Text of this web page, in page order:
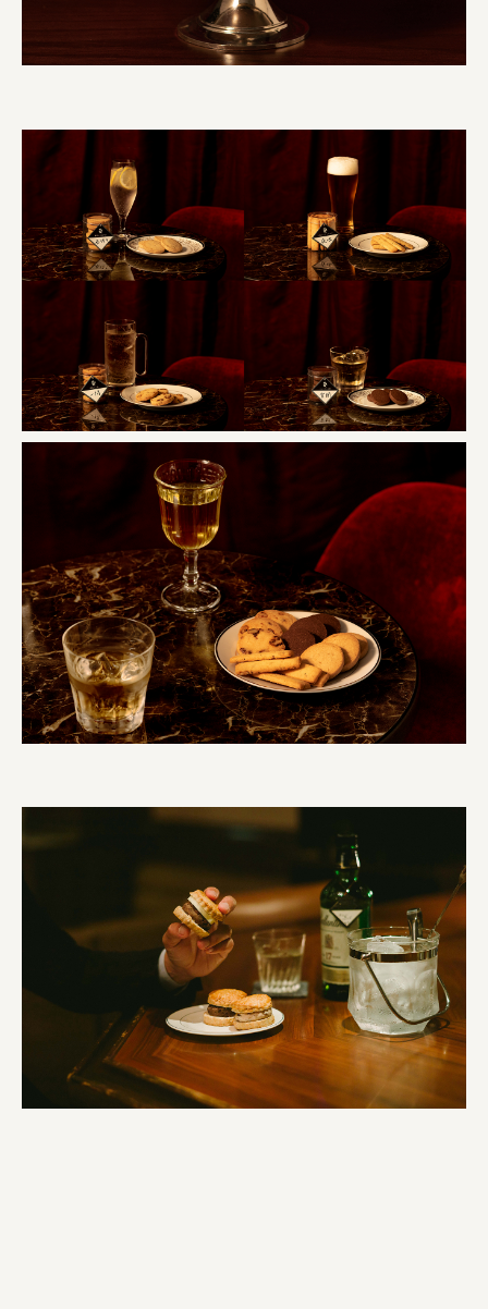
オーナークライアント 日南市／設計・施工 株式会社乃
株式会社美らイチゴ
SPACE COTAN株式会社 / 大樹町役場企画商工課航空宇
クワトロ Quattro
株式会社オレンジページ​
フジ物産株式会社
ユウキ食品株式会社, 株式会社ビーツ
お茶と酒たすき
野村不動産ビルディング株式会社
大堀相馬焼陶吉郎窯
株式会社ゼロワンブースター
叶や豆冨 大椙食品
株式会社 京都産業振興センター
旭酒造株式会社
株式会社レリアン
日本出版販売株式会社
一般社団法人日本家具産業振興会、メッセフランクフル
株式会社 中華・高橋
学校法人加藤学園
株式会社 未来ガ驚喜研究所
Panasonic
江東区